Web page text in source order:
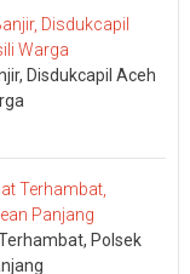
Disdukcapil Aceh
Polsek